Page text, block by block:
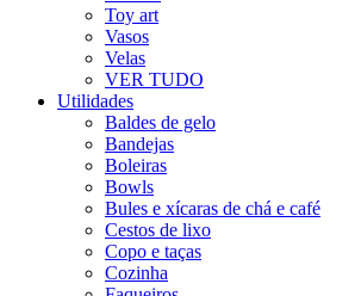
Toy art
Vasos
Velas
VER TUDO
Utilidades
Baldes de gelo
Bandejas
Boleiras
Bowls
Bules e xícaras de chá e café
Cestos de lixo
Copo e taças
Cozinha